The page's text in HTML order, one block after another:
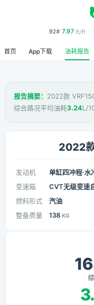
95# 8.48 元/升
首页 App下载 油耗报告
报告摘要： 2022款
综合路况平均油耗3.24L/
2022
发动机 单缸四冲程·水
变速箱
CVT无级变速
燃料形式
汽油
整备质量 138 KG